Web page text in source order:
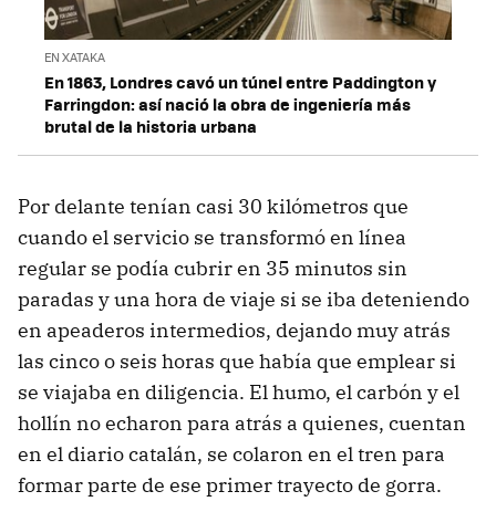
EN XATAKA
En 1863, Londres cavó un túnel entre Paddington y
Farringdon: así nació la obra de ingeniería más
brutal de la historia urbana
Por delante tenían casi 30 kilómetros que
cuando el servicio se transformó en línea
regular se podía cubrir en 35 minutos sin
paradas y una hora de viaje si se iba deteniendo
en apeaderos intermedios, dejando muy atrás
las cinco o seis horas que había que emplear si
se viajaba en diligencia. El humo, el carbón y el
hollín no echaron para atrás a quienes, cuentan
en el diario catalán, se colaron en el tren para
formar parte de ese primer trayecto de gorra.